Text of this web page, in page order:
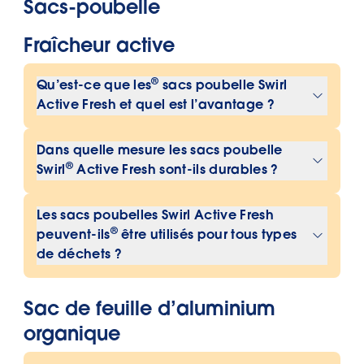
aspirer les liquides, l’eau et la boue.
Sacs-poubelle
Fraîcheur active
Qu’est-ce que les® sacs poubelle Swirl
Active Fresh et quel est l’avantage ?
Les sacs-poubelle Swirl Active Fresh
sont des sacs-poubelle qui neutralisent
les mauvaises odeurs et dégagent une
agréable odeur d’agrumes fraîche. Ils
sont équipés de notre absorbeur
d’odeurs éprouvé, qui s’active dès
ainsi non seulement masquées, mais
neutralisées.
Dans quelle mesure les sacs poubelle
Swirl ®Active Fresh sont-ils durables ?
Les sacs-poubelle sont faits de
plastique recyclé à 100 %, sans
colorants ni additifs.
Les sacs poubelles Swirl Active Fresh
peuvent-ils®être utilisés pour tous types
de déchets ?
conviennent à tous les types de
déchets ménagers. Leur film
multicouche résistant à la déchirure les
Sac de feuille d’aluminium
organique